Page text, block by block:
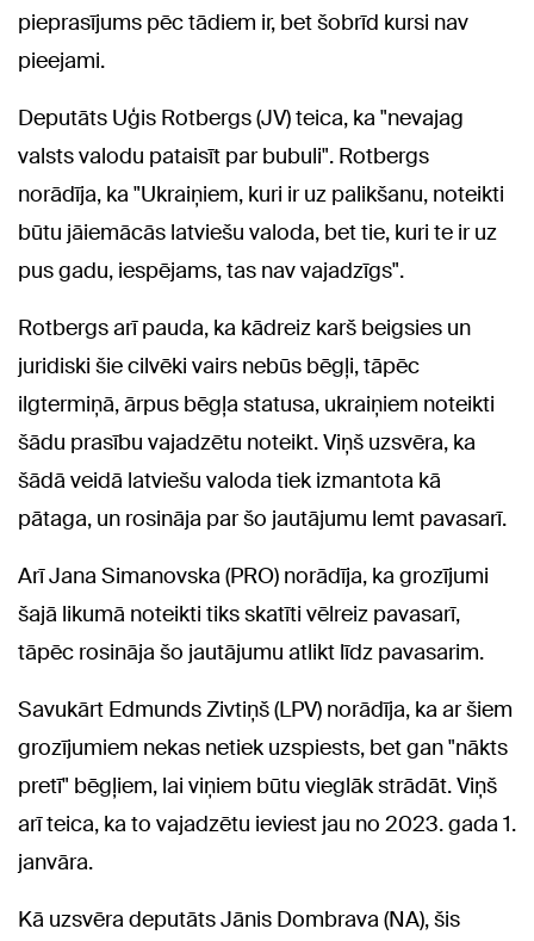
pieprasījums pēc tādiem ir, bet šobrīd kursi nav
pieejami.
Deputāts Uģis Rotbergs (JV) teica, ka "nevajag
valsts valodu pataisīt par bubuli". Rotbergs
norādīja, ka "Ukraiņiem, kuri ir uz palikšanu, noteikti
būtu jāiemācās latviešu valoda, bet tie, kuri te ir uz
pus gadu, iespējams, tas nav vajadzīgs".
Rotbergs arī pauda, ka kādreiz karš beigsies un
juridiski šie cilvēki vairs nebūs bēgļi, tāpēc
ilgtermiņā, ārpus bēgļa statusa, ukraiņiem noteikti
šādu prasību vajadzētu noteikt. Viņš uzsvēra, ka
šādā veidā latviešu valoda tiek izmantota kā
pātaga, un rosināja par šo jautājumu lemt pavasarī.
Arī Jana Simanovska (PRO) norādīja, ka grozījumi
šajā likumā noteikti tiks skatīti vēlreiz pavasarī,
tāpēc rosināja šo jautājumu atlikt līdz pavasarim.
Savukārt Edmunds Zivtiņš (LPV) norādīja, ka ar šiem
grozījumiem nekas netiek uzspiests, bet gan "nākts
pretī" bēgļiem, lai viņiem būtu vieglāk strādāt. Viņš
arī teica, ka to vajadzētu ieviest jau no 2023. gada 1.
janvāra.
Kā uzsvēra deputāts Jānis Dombrava (NA), šis